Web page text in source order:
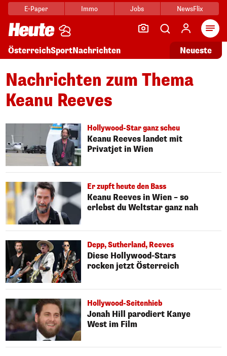
E-Paper Immo Jobs NewsFlix
ÖsterreichSportNachrichten Neueste
Nachrichten zum Thema
Keanu Reeves
Hollywood-Star ganz scheu
Keanu Reeves landet mit
Privatjet in Wien
Er zupft heute den Bass
Keanu Reeves in Wien – so
erlebst du Weltstar ganz nah
Depp, Sutherland, Reeves
Diese Hollywood-Stars
rocken jetzt Österreich
Hollywood-Seitenhieb
Jonah Hill parodiert Kanye
West im Film